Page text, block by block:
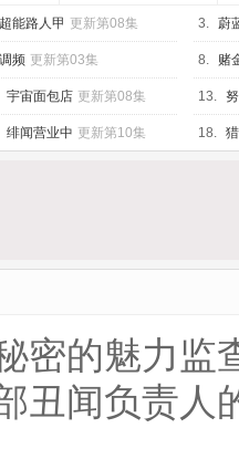
超能路人甲 更新第08集 3. 蔚
调频 更新第03集 8. 赌
宇宙面包店 更新第08集 13.
12集
绯闻营业中 更新第10集 18.
密的魅力监
丑闻负责人